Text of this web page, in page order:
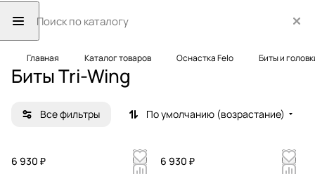
Главная Каталог товаров Оснастка Felo Биты и
Биты Tri-Wing
Все фильтры По умолчанию (возрастание)
6 930 ₽
6 930 ₽